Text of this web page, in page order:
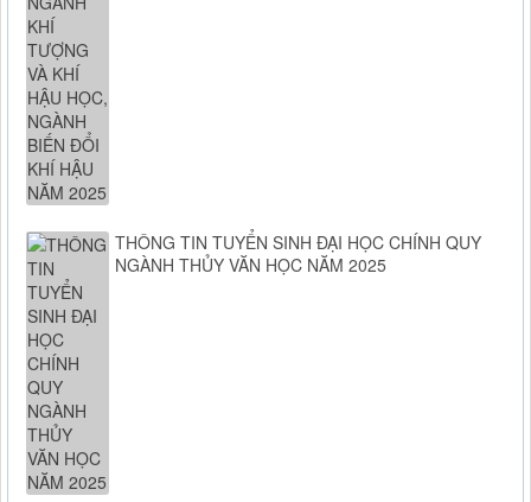
THÔNG TIN TUYỂN SINH ĐẠI HỌC CHÍNH QUY
NGÀNH THỦY VĂN HỌC NĂM 2025